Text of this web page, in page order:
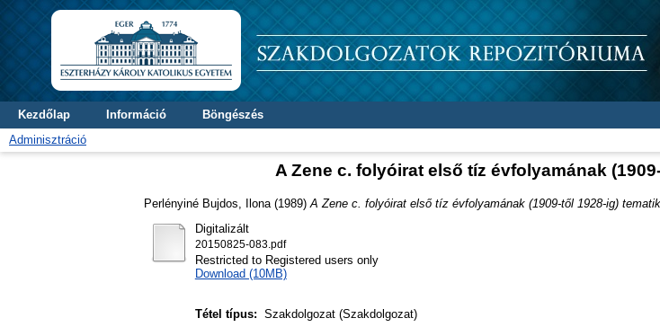
Kezdőlap Információ
Böngészés
Adminisztráció
A Zene c. folyóirat első tíz évfolyamának
Perlényiné Bujdos, Ilona (1989) A Zene c. folyóirat első tíz évfolyamának (1909-től 1928-ig)
Digitalizált
20150825-083.pdf
Restricted to Registered users only
Download (10MB)
Tétel típus: Szakdolgozat (Szakdolgozat)